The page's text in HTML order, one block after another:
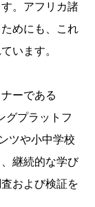
。アフリカ諸
めにも、これ
います。
ーである
グプラットフ
ツや小中学校
継続的な学び
および検証を